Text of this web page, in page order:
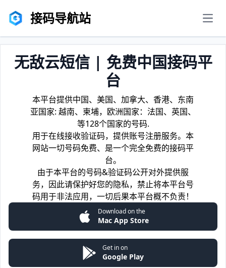
接码导航站
无敌云短信 | 免费中国接码平
台
本平台提供中国、美国、加拿大、香港、东南
亚国家: 越南、柬埔，欧洲国家：法国、英国、
等128个国家的号码.
用于在线接收验证码，提供账号注册服务。本
网站一切号码免费、是一个完全免费的接码平
台。
由于本平台的号码&验证码公开对外提供服
务，因此请保护好您的隐私，禁止将本平台号
码用于非法应用，一切后果本平台概不负责！
Download on the
Mac App Store
Get in on
Google Play